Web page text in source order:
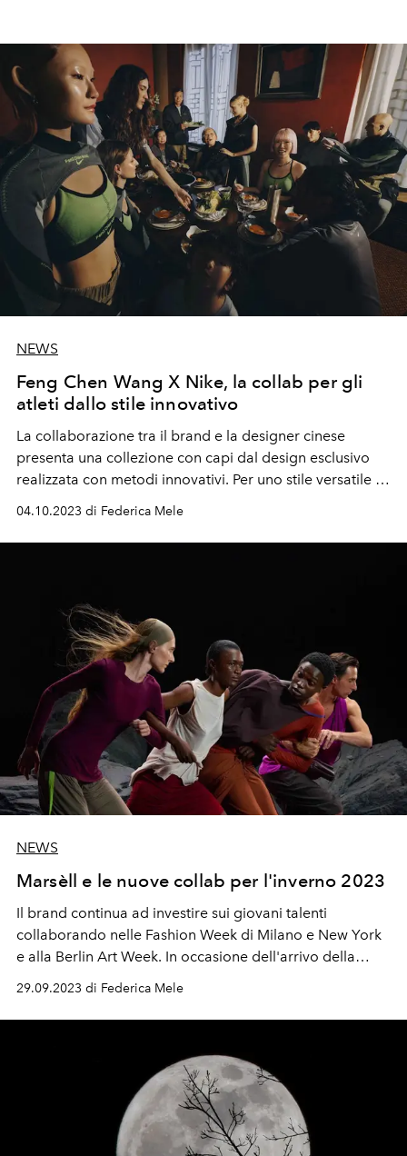
NEWS
Feng Chen Wang X Nike, la collab per gli
atleti dallo stile innovativo
La collaborazione tra il brand e la designer cinese
presenta una collezione con capi dal design esclusivo
realizzata con metodi innovativi. Per uno stile versatile e
04.10.2023 di Federica Mele
NEWS
Marsèll e le nuove collab per l'inverno 2023
Il brand continua ad investire sui giovani talenti
collaborando nelle Fashion Week di Milano e New York
e alla Berlin Art Week. In occasione dell'arrivo della
nuova stagione lancia "Magma", ispirata alle forme e ai
winter 2023 di Marsèll è ricca di contrasti e volumi extra
29.09.2023 di Federica Mele